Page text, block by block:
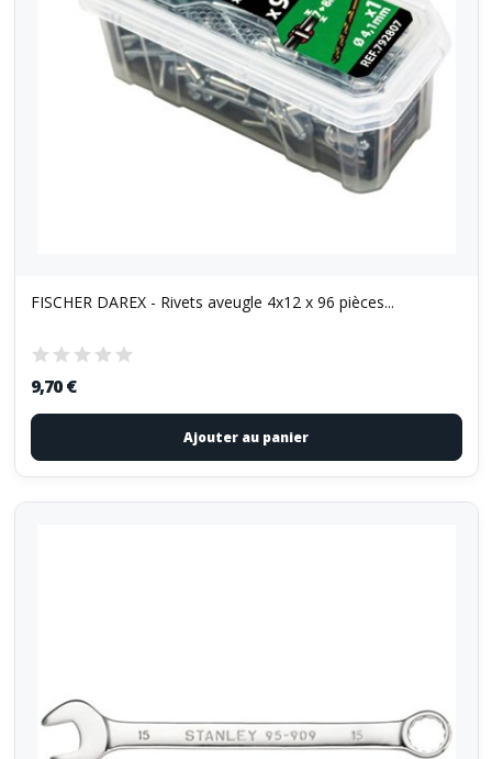
FISCHER DAREX - Rivets aveugle 4x12 x 96 pièces...
9,70 €
Ajouter au panier